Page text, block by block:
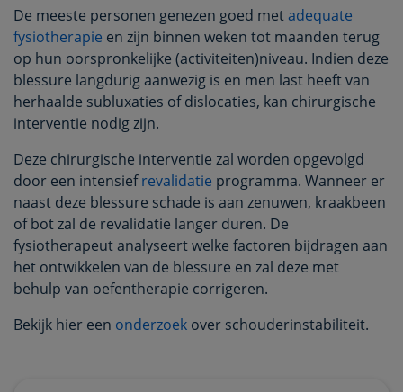
De meeste personen genezen goed metadequate
fysiotherapie en zijn binnen weken tot maanden terug
op hun oorspronkelijke (activiteiten)niveau. Indien deze
blessure langdurig aanwezig is en men last heeft van
herhaalde subluxaties of dislocaties, kan chirurgische
interventie nodig zijn.
Deze chirurgische interventie zal worden opgevolgd
door een intensiefrevalidatie programma. Wanneer er
naast deze blessure schade is aan zenuwen, kraakbeen
of bot zal de revalidatie langer duren. De
fysiotherapeut analyseert welke factoren bijdragen aan
het ontwikkelen van de blessure en zal deze met
behulp van oefentherapie corrigeren.
Bekijk hier een onderzoek over schouderinstabiliteit.